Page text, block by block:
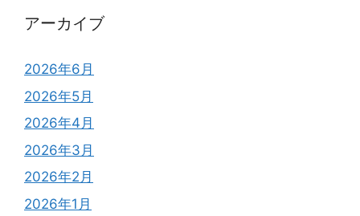
アーカイブ
2026年6月
2026年5月
2026年4月
2026年3月
2026年2月
2026年1月